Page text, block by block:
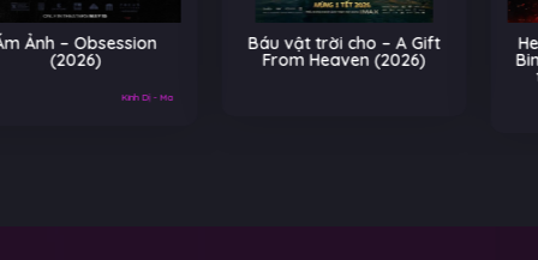
Báu vật trời cho – A Gift
From Heaven (2026)
He-Man và Những Chiến
Binh Vũ Trụ – Masters of